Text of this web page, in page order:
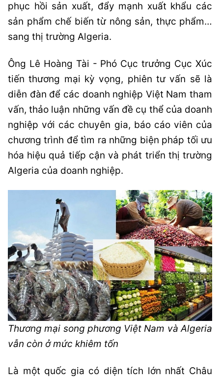
phục hồi sản xuất, đẩy mạnh xuất khẩu các
sản phẩm chế biến từ nông sản, thực phẩm…
sang thị trường Algeria.
Ông Lê Hoàng Tài - Phó Cục trưởng Cục Xúc
tiến thương mại kỳ vọng, phiên tư vấn sẽ là
diễn đàn để các doanh nghiệp Việt Nam tham
vấn, thảo luận những vấn đề cụ thể của doanh
nghiệp với các chuyên gia, báo cáo viên của
chương trình để tìm ra những biện pháp tối ưu
hóa hiệu quả tiếp cận và phát triển thị trường
Algeria của doanh nghiệp.
Thương mại song phương Việt Nam và Algeria
vẫn còn ở mức khiêm tốn
Là một quốc gia có diện tích lớn nhất Châu